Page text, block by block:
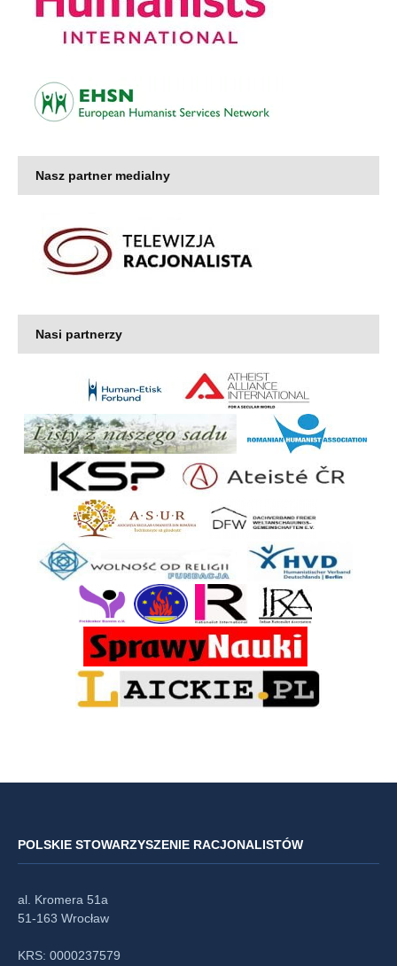
Nasz partner medialny
Nasi partnerzy
POLSKIE STOWARZYSZENIE RACJONALISTÓW
al. Kromera 51a
51-163 Wrocław
KRS: 0000237579